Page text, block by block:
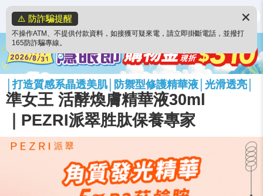
⚠️ 防詐騙提醒
不操作ATM、不提供付款資料，如接獲可疑來電，請立即掛斷電話，並撥打
165防詐騙專線。
✕
│打造質感系晶透美肌│防禦型修護精華液│光滑透亮│
準女王 活酵煥膚精華液30ml
｜PEZRI派翠胜肽保養專家